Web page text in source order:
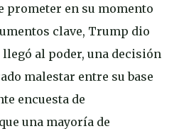
prometer en su momento
clave, Trump dio
al poder, una decisión
malestar entre su base
encuesta de
una mayoría de